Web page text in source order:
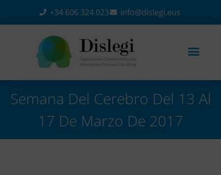
+34 606 324 023 info@dislegi.eus
Semana Del Cerebro Del 13 Al
17 De Marzo De 2017